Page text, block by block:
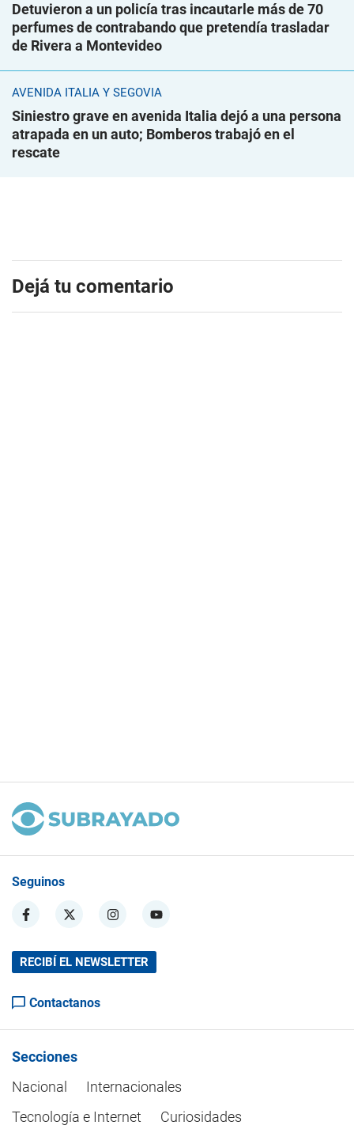
Detuvieron a un policía tras incautarle más de 70
perfumes de contrabando que pretendía trasladar
de Rivera a Montevideo
AVENIDA ITALIA Y SEGOVIA
Siniestro grave en avenida Italia dejó a una persona
atrapada en un auto; Bomberos trabajó en el
rescate
Dejá tu comentario
Seguinos
RECIBÍ EL NEWSLETTER
Contactanos
Secciones
Nacional
Internacionales
Tecnología e Internet
Curiosidades